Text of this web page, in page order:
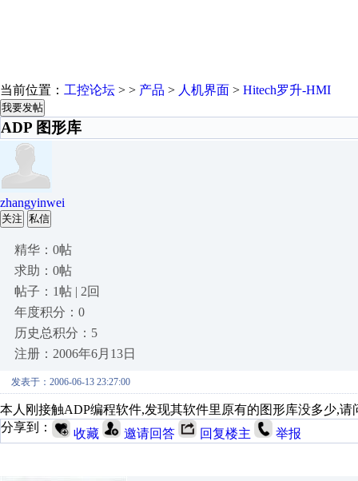
当前位置： 工控论坛 > > 产品 > 人机界面 > Hitech罗升-HMI
我要发帖
ADP 图形库
zhangyinwei
关注 私信
精华：0帖
求助：0帖
帖子：1帖 | 2回
年度积分：0
历史总积分：5
注册：2006年6月13日
发表于：2006-06-13 23:27:00
本人刚接触ADP编程软件,发现其软件里原有的图形库没多少,
分享到：
收藏 邀请回答 回复楼主 举报